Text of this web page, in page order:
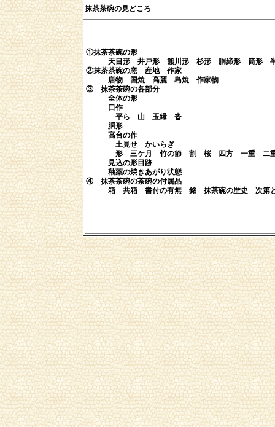
抹茶茶碗の見どころ
①抹茶茶碗の形
天目形 井戸形 熊川形 杉形 胴締形 筒形 半
②抹茶茶碗の窯 産地 作家
唐物 国焼 高麗 島焼 作家物
③ 抹茶茶碗の各部分
全体の形
口作
平ら 山 玉縁 沓
胴形
高台の作
土見せ かいらぎ
形 三ケ月 竹の節 割 桜 四方 一重 二重
見込の形目跡
釉薬の焼きあがり状態
④ 抹茶茶碗の茶碗の付属品
箱 共箱 書付の有無 銘 抹茶碗の歴史 次第と